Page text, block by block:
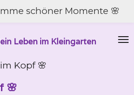
Leben im Kleingarten
schöner Momente 🌸
Kopf 🌸
🌸